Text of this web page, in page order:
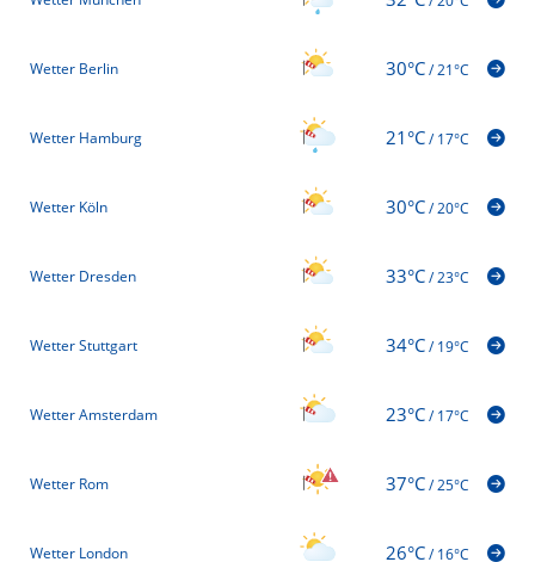
Wetter Berlin 30°C/21°C
Wetter Hamburg 21°C/17°C
Wetter Köln 30°C/20°C
Wetter Dresden 33°C/23°C
Wetter Stuttgart 34°C/19°C
Wetter Amsterdam 23°C/17°C
Wetter Rom 37°C/25°C
Wetter London 26°C/16°C